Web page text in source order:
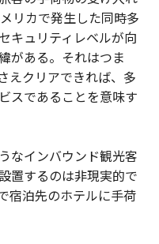
リカで発生した同時多
キュリティレベルが向
がある。それはつま
えクリアできれば、多
スであることを意味す
なインバウンド観光客
置するのは非現実的で
宿泊先のホテルに手荷